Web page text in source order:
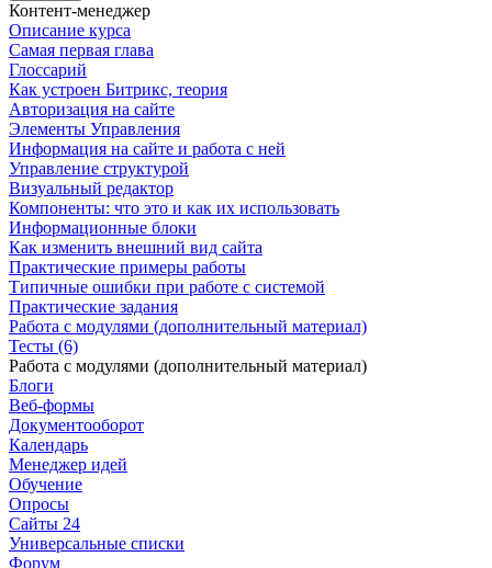
Контент-менеджер
Описание курса
Самая первая глава
Глоссарий
Как устроен Битрикс, теория
Авторизация на сайте
Элементы Управления
Информация на сайте и работа с ней
Управление структурой
Визуальный редактор
Компоненты: что это и как их использовать
Информационные блоки
Как изменить внешний вид сайта
Практические примеры работы
Типичные ошибки при работе с системой
Практические задания
Работа с модулями (дополнительный материал)
Тесты (6)
Работа с модулями (дополнительный материал)
Блоги
Веб-формы
Документооборот
Календарь
Менеджер идей
Обучение
Опросы
Сайты 24
Универсальные списки
Форум